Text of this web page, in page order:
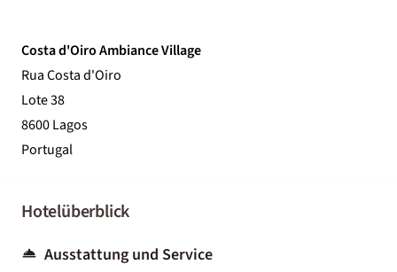
Costa d'Oiro Ambiance Village
Rua Costa d'Oiro
Lote 38
8600 Lagos
Portugal
Hotelüberblick
Ausstattung und Service